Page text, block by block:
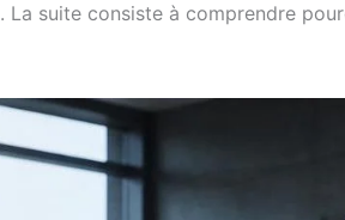
. La suite consiste à comprendre